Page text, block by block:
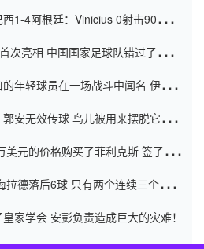
1-4阿根廷：Vinicius 0射击90分钟
次亮相 中国国家足球队错过了世界
年轻球员在一场战斗中闻名 伊万放
安无效传球 鸟儿被用来摆脱它
美元的价格购买了菲利克斯 签了7年
德落后6球 只有两个连续三个连续
家学会 安彭负责造成巨大的灾难！